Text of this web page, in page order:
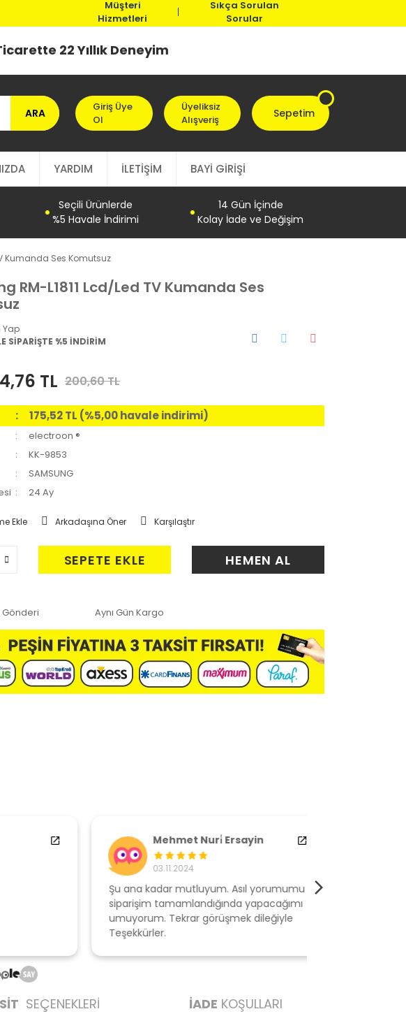
Müşteri
Hizmetleri
Sıkça Sorulan
Sorular
22 Yıllık Deneyim
ARA
Giriş Üye
Ol
Üyeliksiz
Alışveriş
Sepetim
YARDIM İLETİŞİM BAYİ GİRİŞİ
Seçili Ürünlerde
%5 Havale İndirimi
14 Gün İçinde
Kolay İade ve Değişim
Kumanda Ses Komutsuz
RM-L1811 Lcd/Led TV Kumanda Ses
Yap
SİPARİŞTE %5 İNDİRİM
TL 200,60 TL
175,52 TL (%5,00 havale indirimi)
electroon ®
KK-9853
SAMSUNG
24 Ay
Arkadaşına Öner Karşılaştır
SEPETE EKLE HEMEN AL
Gönderi Aynı Gün Kargo
Mehmet Nuri̇ Ersayin
03.11.2024
Şu ana kadar mutluyum. Asıl yorumumu
siparişim tamamlandığında yapacağımı
umuyorum. Tekrar görüşmek dileğiyle
Teşekkürler.
SEÇENEKLERİ İADE KOŞULLARI